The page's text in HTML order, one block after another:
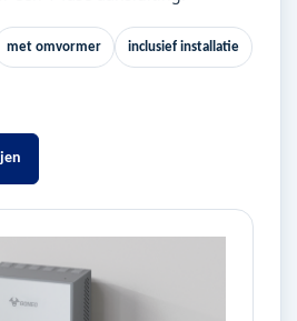
met omvormer inclusief installatie